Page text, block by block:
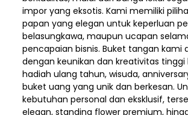
impor yang eksotis. Kami memiliki
papan yang elegan untuk keperluan
belasungkawa, maupun ucapan
pencapaian bisnis. Buket tangan kami
dengan keunikan dan kreativitas
hadiah ulang tahun, wisuda,
buket uang yang unik dan berkesan.
kebutuhan personal dan eksklusif,
elegan, standing flower premium,